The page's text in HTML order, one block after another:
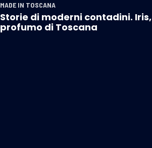
MADE IN TOSCANA
Storie di moderni contadini. Iris,
profumo di Toscana